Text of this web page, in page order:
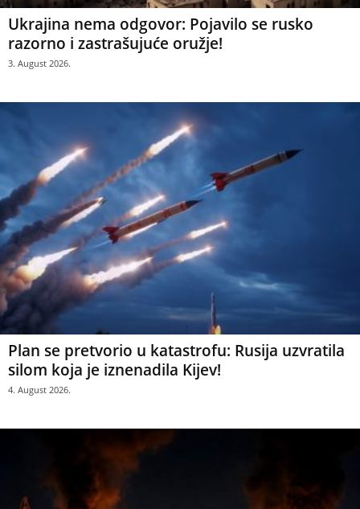
Ukrajina nema odgovor: Pojavilo se rusko
razorno i zastrašujuće oružje!
3. August 2026.
Plan se pretvorio u katastrofu: Rusija uzvratila
silom koja je iznenadila Kijev!
4. August 2026.